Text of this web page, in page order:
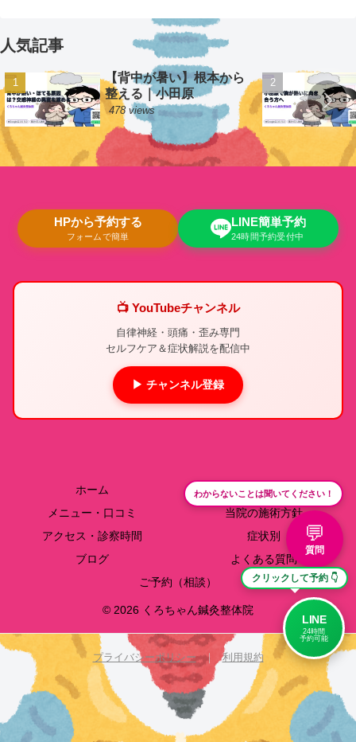
人気記事
【背中が暑い】根本から
整える｜小田原
478 views
HPから予約する
フォームで簡単
LINE簡単予約
24時間予約受付中
📺 YouTubeチャンネル
自律神経・頭痛・歪み専門
セルフケア＆症状解説を配信中
▶ チャンネル登録
ホーム
院長紹介
メニュー・口コミ
当院の施術方針
アクセス・診察時間
症状別
ブログ
よくある質問
ご予約（相談）
© 2026 くろちゃん鍼灸整体院
わからないことは聞いてください！
💬
質問
プライバシーポリシー ｜ 利用規約
クリックして予約 👇
LINE
24時間
予約可能